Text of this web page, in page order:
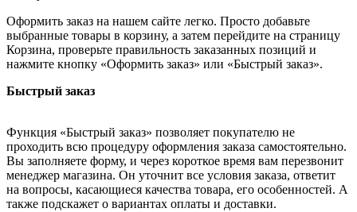
Оформить заказ на нашем сайте легко. Просто добавьте
выбранные товары в корзину, а затем перейдите на страницу
Корзина, проверьте правильность заказанных позиций и
нажмите кнопку «Оформить заказ» или «Быстрый заказ».
Быстрый заказ
Функция «Быстрый заказ» позволяет покупателю не
проходить всю процедуру оформления заказа самостоятельно.
Вы заполняете форму, и через короткое время вам перезвонит
менеджер магазина. Он уточнит все условия заказа, ответит
на вопросы, касающиеся качества товара, его особенностей. А
также подскажет о вариантах оплаты и доставки.